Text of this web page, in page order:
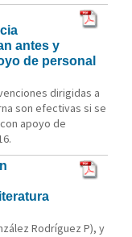
antes y
de personal
dirigidas a
son efectivas si se
apoyo de
Rodríguez P), y